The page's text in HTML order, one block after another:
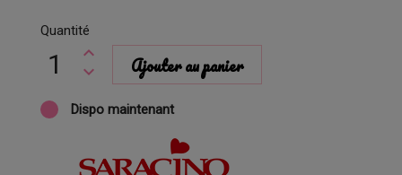
Quantité
Ajouter au panier
Dispo maintenant